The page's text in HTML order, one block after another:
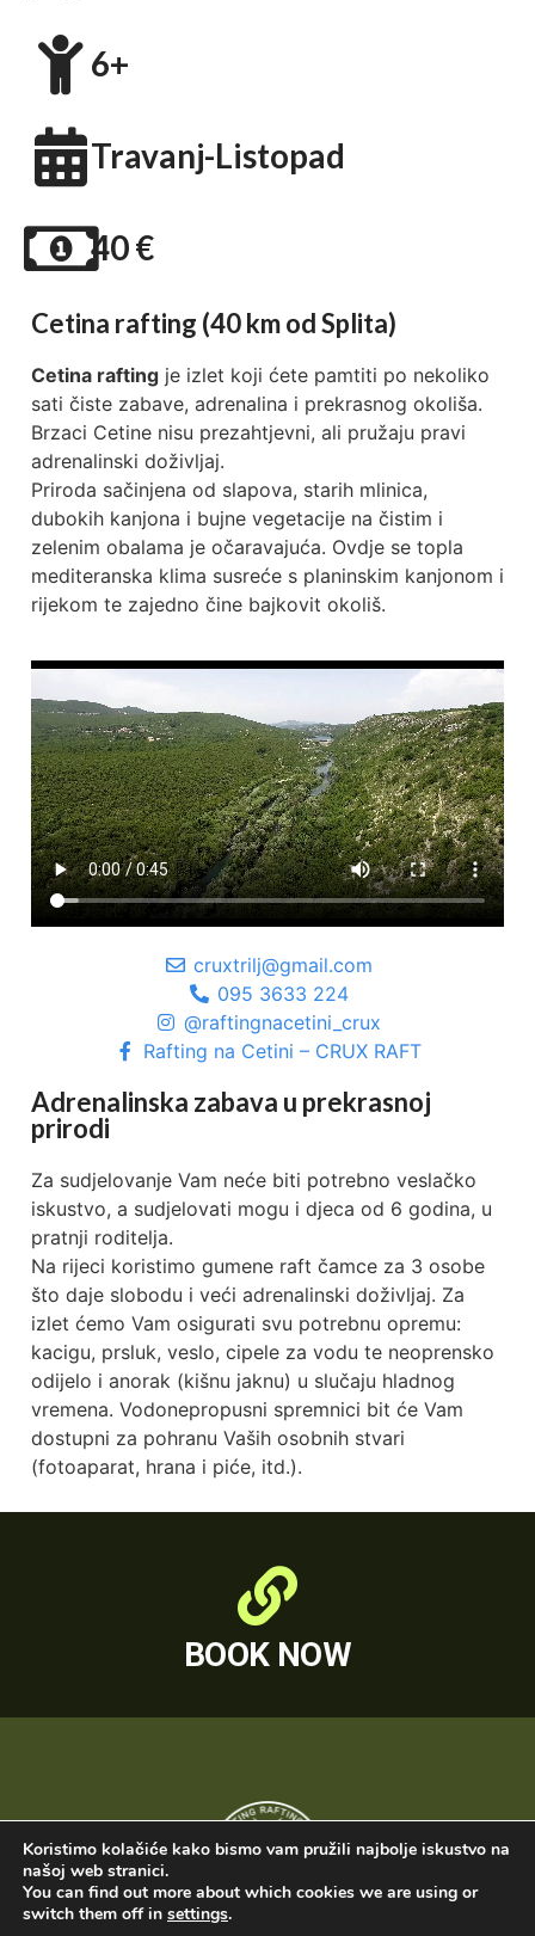
6+
Travanj-Listopad
40 €
Cetina rafting (40 km od Splita)
Cetina rafting je izlet koji ćete pamtiti po nekoliko
sati čiste zabave, adrenalina i prekrasnog okoliša.
Brzaci Cetine nisu prezahtjevni, ali pružaju pravi
adrenalinski doživljaj.
Priroda sačinjena od slapova, starih mlinica,
dubokih kanjona i bujne vegetacije na čistim i
zelenim obalama je očaravajuća. Ovdje se topla
mediteranska klima susreće s planinskim kanjonom i
rijekom te zajedno čine bajkovit okoliš.
cruxtrilj@gmail.com
095 3633 224
@raftingnacetini_crux
Rafting na Cetini – CRUX RAFT
Adrenalinska zabava u prekrasnoj
prirodi
Za sudjelovanje Vam neće biti potrebno veslačko
iskustvo, a sudjelovati mogu i djeca od 6 godina, u
pratnji roditelja.
Na rijeci koristimo gumene raft čamce za 3 osobe
što daje slobodu i veći adrenalinski doživljaj. Za
izlet ćemo Vam osigurati svu potrebnu opremu:
kacigu, prsluk, veslo, cipele za vodu te neoprensko
odijelo i anorak (kišnu jaknu) u slučaju hladnog
vremena. Vodonepropusni spremnici bit će Vam
dostupni za pohranu Vaših osobnih stvari
(fotoaparat, hrana i piće, itd.).
BOOK NOW
Koristimo kolačiće kako bismo vam pružili najbolje iskustvo na
našoj web stranici.
You can find out more about which cookies we are using or
switch them off in settings.